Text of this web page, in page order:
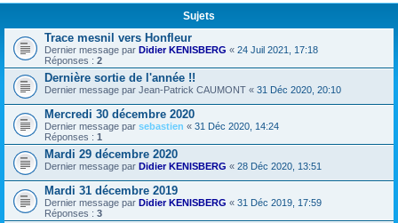
Sujets
Trace mesnil vers Honfleur
Dernier message par Didier KENISBERG « 24 Juil 2021, 17:18
Réponses : 2
Dernière sortie de l'année !!
Dernier message par Jean-Patrick CAUMONT « 31 Déc 2020, 20:10
Mercredi 30 décembre 2020
Dernier message par sebastien « 31 Déc 2020, 14:24
Réponses : 1
Mardi 29 décembre 2020
Dernier message par Didier KENISBERG « 28 Déc 2020, 13:51
Mardi 31 décembre 2019
Dernier message par Didier KENISBERG « 31 Déc 2019, 17:59
Réponses : 3